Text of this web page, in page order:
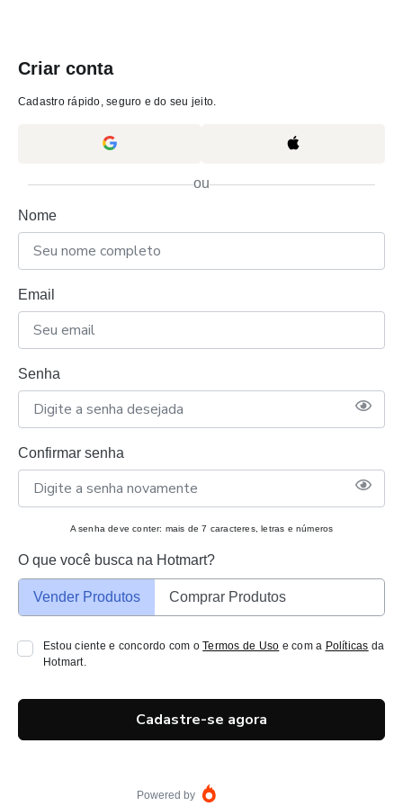
Criar conta
Cadastro rápido, seguro e do seu jeito.
ou
Nome
Email
Senha
Confirmar senha
A senha deve conter: mais de 7 caracteres, letras e números
O que você busca na Hotmart?
Vender Produtos Comprar Produtos
Estou ciente e concordo com oTermos de Uso e com a Políticas da
Hotmart.
Cadastre-se agora
Powered by